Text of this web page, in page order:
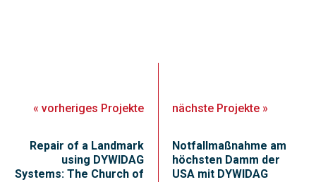
«vorheriges Projekte
Repair of a Landmark
using DYWIDAG
Systems: The Church of
nächste Projekte»
Notfallmaßnahme am
höchsten Damm der
USA mit DYWIDAG